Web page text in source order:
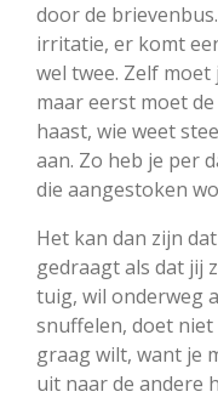
door de
irritatie, er komt
wel twee. Zelf
maar eerst moet
haast, wie weet
aan. Zo heb je per
die aangestoken
Het kan dan zijn
gedraagt als dat jij
tuig, wil onderweg
snuffelen, doet
graag wilt, want je
uit naar de andere